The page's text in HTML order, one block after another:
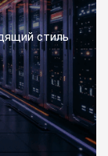
стиль